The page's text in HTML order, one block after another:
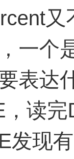
又
一个
表达
，读
发现